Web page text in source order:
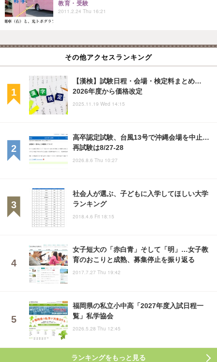
教育・受験
2011.2.24 Thu 16:21
その他アクセスランキング
【漢検】試験日程・会場・検定料まとめ…
2026年度から価格改定
2025.11.19 Wed 14:15
高卒認定試験、台風13号で沖縄会場を中止…
再試験は8/27-28
2026.8.6 Thu 10:27
社会人が選ぶ、子どもに入学してほしい大学
ランキング
2018.4.6 Fri 18:15
女子短大の「赤白青」そして「明」…女子教
育のおこりと成熟、募集停止を振り返る
2017.7.27 Thu 19:42
福岡県の私立小中高「2027年度入試日程一
覧」私学協会
2026.5.28 Thu 12:45
ランキングをもっと見る